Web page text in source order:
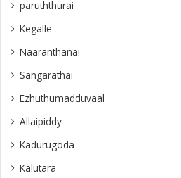
paruththurai
Kegalle
Naaranthanai
Sangarathai
Ezhuthumadduvaal
Allaipiddy
Kadurugoda
Kalutara